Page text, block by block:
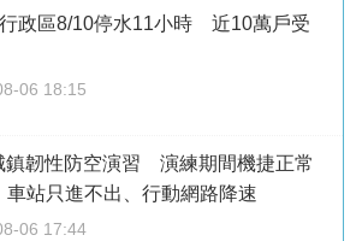
政區8/10停水11小時 近10萬戶受
06 18:15
鎮韌性防空演習 演練期間機捷正常
車站只進不出、行動網路降速
06 17:44